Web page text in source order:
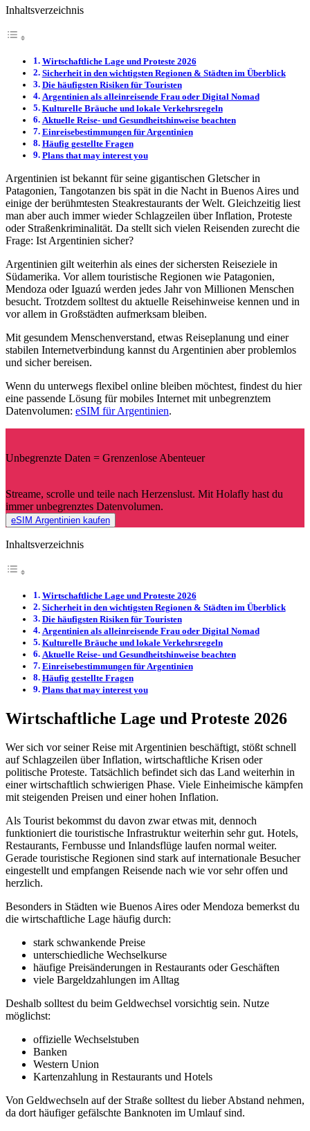
Inhaltsverzeichnis
Wirtschaftliche Lage und Proteste 2026
Sicherheit in den wichtigsten Regionen & Städten im Überblick
Die häufigsten Risiken für Touristen
Argentinien als alleinreisende Frau oder Digital Nomad
Kulturelle Bräuche und lokale Verkehrsregeln
Aktuelle Reise- und Gesundheitshinweise beachten
Einreisebestimmungen für Argentinien
Häufig gestellte Fragen
Plans that may interest you
Argentinien ist bekannt für seine gigantischen Gletscher in
Patagonien, Tangotanzen bis spät in die Nacht in Buenos Aires und
einige der berühmtesten Steakrestaurants der Welt. Gleichzeitig liest
man aber auch immer wieder Schlagzeilen über Inflation, Proteste
oder Straßenkriminalität. Da stellt sich vielen Reisenden zurecht die
Frage: Ist Argentinien sicher?
Argentinien gilt weiterhin als eines der sichersten Reiseziele in
Südamerika. Vor allem touristische Regionen wie Patagonien,
Mendoza oder Iguazú werden jedes Jahr von Millionen Menschen
besucht. Trotzdem solltest du aktuelle Reisehinweise kennen und in
vor allem in Großstädten aufmerksam bleiben.
Mit gesundem Menschenverstand, etwas Reiseplanung und einer
stabilen Internetverbindung kannst du Argentinien aber problemlos
und sicher bereisen.
Wenn du unterwegs flexibel online bleiben möchtest, findest du hier
eine passende Lösung für mobiles Internet mit unbegrenztem
Datenvolumen: eSIM für Argentinien.
Unbegrenzte Daten = Grenzenlose Abenteuer
Streame, scrolle und teile nach Herzenslust. Mit Holafly hast du
immer unbegrenztes Datenvolumen.
eSIM Argentinien kaufen
Inhaltsverzeichnis
Wirtschaftliche Lage und Proteste 2026
Sicherheit in den wichtigsten Regionen & Städten im Überblick
Die häufigsten Risiken für Touristen
Argentinien als alleinreisende Frau oder Digital Nomad
Kulturelle Bräuche und lokale Verkehrsregeln
Aktuelle Reise- und Gesundheitshinweise beachten
Einreisebestimmungen für Argentinien
Häufig gestellte Fragen
Plans that may interest you
Wirtschaftliche Lage und Proteste 2026
Wer sich vor seiner Reise mit Argentinien beschäftigt, stößt schnell
auf Schlagzeilen über Inflation, wirtschaftliche Krisen oder
politische Proteste. Tatsächlich befindet sich das Land weiterhin in
einer wirtschaftlich schwierigen Phase. Viele Einheimische kämpfen
mit steigenden Preisen und einer hohen Inflation.
Als Tourist bekommst du davon zwar etwas mit, dennoch
funktioniert die touristische Infrastruktur weiterhin sehr gut. Hotels,
Restaurants, Fernbusse und Inlandsflüge laufen normal weiter.
Gerade touristische Regionen sind stark auf internationale Besucher
eingestellt und empfangen Reisende nach wie vor sehr offen und
herzlich.
Besonders in Städten wie Buenos Aires oder Mendoza bemerkst du
die wirtschaftliche Lage häufig durch:
stark schwankende Preise
unterschiedliche Wechselkurse
häufige Preisänderungen in Restaurants oder Geschäften
viele Bargeldzahlungen im Alltag
Deshalb solltest du beim Geldwechsel vorsichtig sein. Nutze
möglichst:
offizielle Wechselstuben
Banken
Western Union
Kartenzahlung in Restaurants und Hotels
Von Geldwechseln auf der Straße solltest du lieber Abstand nehmen,
da dort häufiger gefälschte Banknoten im Umlauf sind.